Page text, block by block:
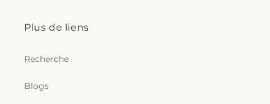
Plus de liens
Recherche
Blogs